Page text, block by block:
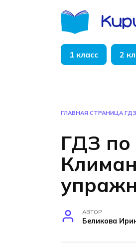
1 класс 2
ГЛАВНАЯ СТРАНИЦА
ГДЗ по
АВТОР
Беликова